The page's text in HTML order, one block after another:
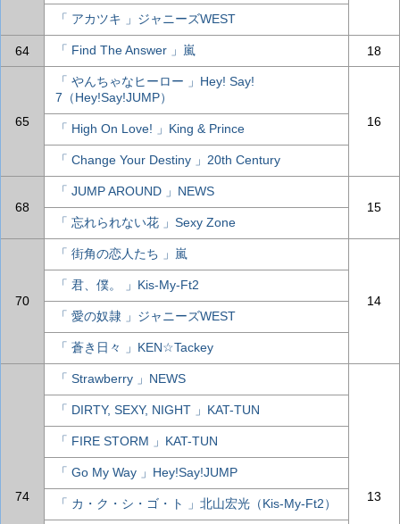
「 アカツキ 」ジャニーズWEST
64 「 Find The Answer 」嵐 18
65
「 やんちゃなヒーロー 」Hey! Say!
7（Hey!Say!JUMP）
16
「 High On Love! 」King & Prince
「 Change Your Destiny 」20th Century
68
「 JUMP AROUND 」NEWS
15
「 忘れられない花 」Sexy Zone
70
「 街角の恋人たち 」嵐
14
「 君、僕。 」Kis-My-Ft2
「 愛の奴隷 」ジャニーズWEST
「 蒼き日々 」KEN☆Tackey
74
「 Strawberry 」NEWS
13
「 DIRTY, SEXY, NIGHT 」KAT-TUN
「 FIRE STORM 」KAT-TUN
「 Go My Way 」Hey!Say!JUMP
「 カ・ク・シ・ゴ・ト 」北山宏光（Kis-My-Ft2）